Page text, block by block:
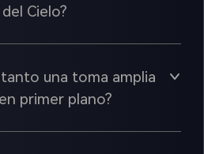
Cielo?
una toma amplia
primer plano?